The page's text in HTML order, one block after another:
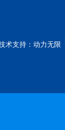
术支持： 动力无限